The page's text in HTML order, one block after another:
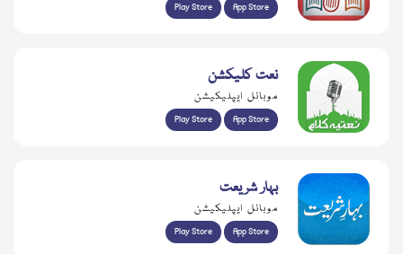
Play Store App Store
نعت کلیکشن
موبائل ایپلیکیشن
Play Store App Store
بہار شریعت
موبائل ایپلیکیشن
Play Store App Store